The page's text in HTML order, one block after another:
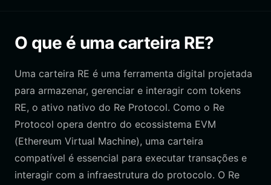
O que é uma carteira RE?
Uma carteira RE é uma ferramenta digital projetada
para armazenar, gerenciar e interagir com tokens
RE, o ativo nativo do Re Protocol. Como o Re
Protocol opera dentro do ecossistema EVM
(Ethereum Virtual Machine), uma carteira
compatível é essencial para executar transações e
interagir com a infraestrutura do protocolo. O Re